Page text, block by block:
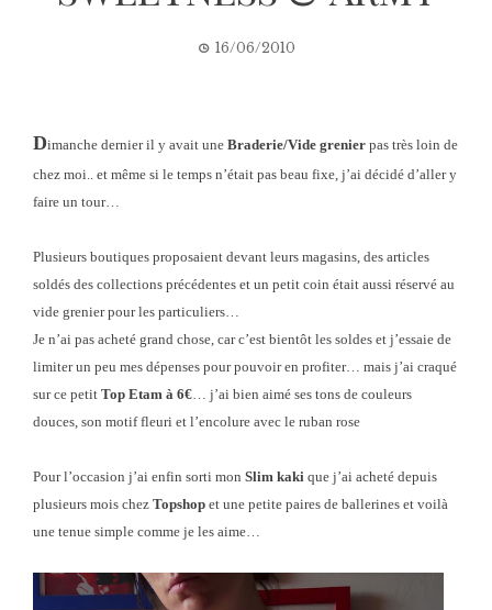
16/06/2010
Dimanche dernier il y avait une Braderie/Vide grenier pas très loin de
chez moi.. et même si le temps n’était pas beau fixe, j’ai décidé d’aller y
faire un tour…
Plusieurs boutiques proposaient devant leurs magasins, des articles
soldés des collections précédentes et un petit coin était aussi réservé au
vide grenier pour les particuliers…
Je n’ai pas acheté grand chose, car c’est bientôt les soldes et j’essaie de
limiter un peu mes dépenses pour pouvoir en profiter… mais j’ai craqué
sur ce petit Top Etam à 6€… j’ai bien aimé ses tons de couleurs
douces, son motif fleuri et l’encolure avec le ruban rose
Pour l’occasion j’ai enfin sorti mon Slim kaki que j’ai acheté depuis
plusieurs mois chez Topshop et une petite paires de ballerines et voilà
une tenue simple comme je les aime…